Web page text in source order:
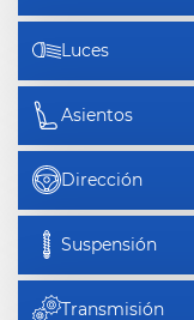
Luces
Asientos
Dirección
Suspensión
Transmisión